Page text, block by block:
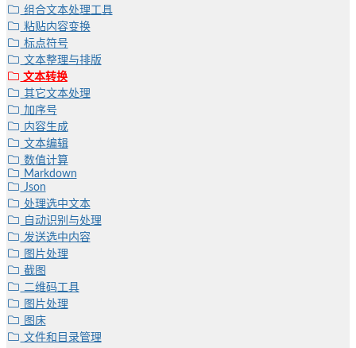
组合文本处理工具
粘贴内容变换
标点符号
文本整理与排版
文本转换
其它文本处理
加序号
内容生成
文本编辑
数值计算
Markdown
Json
处理选中文本
自动识别与处理
发送选中内容
图片处理
截图
二维码工具
图片处理
图床
文件和目录管理